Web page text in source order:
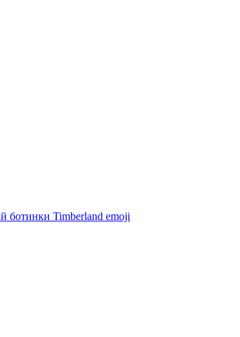
ботинки Timberland emoji